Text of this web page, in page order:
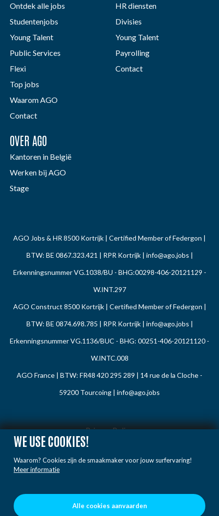
WE USE COOKIES!
Waarom? Cookies zijn de smaakmaker voor jouw surfervaring!
Meer informatie
Alle cookies aanvaarden
Ontdek alle jobs
Studentenjobs
Young Talent
Public Services
Flexi
Top jobs
Waarom AGO
Contact
HR diensten
Divisies
Young Talent
Payrolling
Contact
OVER AGO
Kantoren in België
Werken bij AGO
Stage
AGO Jobs & HR 8500 Kortrijk | Certified Member of Federgon |
BTW: BE 0867.323.421 | RPR Kortrijk | info@ago.jobs |
Erkenningsnummer VG.1038/BU - BHG:00298-406-20121129 -
W.INT.297
AGO Construct 8500 Kortrijk | Certified Member of Federgon |
BTW: BE 0874.698.785 | RPR Kortrijk | info@ago.jobs |
Erkenningsnummer VG.1136/BUC - BHG: 00251-406-20121120 -
W.INTC.008
AGO France | BTW: FR48 420 295 289 | 14 rue de la Cloche -
59200 Tourcoing | info@ago.jobs
Privacy Policy
Cookie Policy
Gedragsregels
Voorwaarden